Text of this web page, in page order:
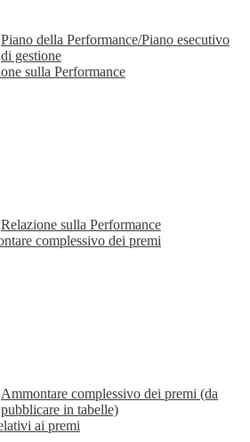
Piano della Performance/Piano esecutivo
di gestione
sulla Performance
Relazione sulla Performance
complessivo dei premi
Ammontare complessivo dei premi (da
pubblicare in tabelle)
ai premi